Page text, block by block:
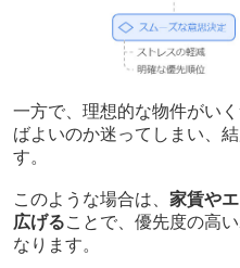
一方で、理想的な物件がい
ばよいのか迷ってしまい、
す。
このような場合は、 家賃や
広げることで、優先度の高
なります。